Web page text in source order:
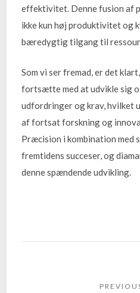
effektivitet. Denne fusion af
ikke kun høj produktivitet og
bæredygtig tilgang til
Som vi ser fremad, er det
fortsætte med at udvikle sig
udfordringer og krav, hvilket
af fortsat forskning og
Præcision i kombination med
fremtidens succeser, og
denne spændende udvikling.